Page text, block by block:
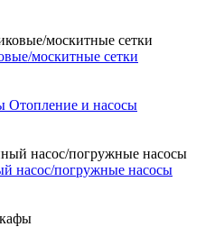
москитные сетки
Отопление и насосы
насос/погружные насосы